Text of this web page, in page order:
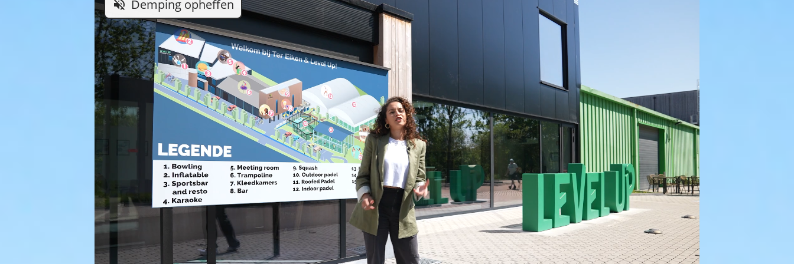
Naast de trampolines heb jij ook 55 minuten toegang tot het inflatablepark. Start met het
inflatablepark wanneer je boekt op het hele uur. Ga los op het ruime aanbod aan
springkussens of doe een wedstrijdje over het oneindig lange parkour. Dit gaat natuurlijk
gepaard met een tal aan obstakels onderweg. Ideaal als teambuildinguitje met collega's of
een unieke ochtend of middag uit met vrienden. Veel plezier!
volume_off Demping opheffen